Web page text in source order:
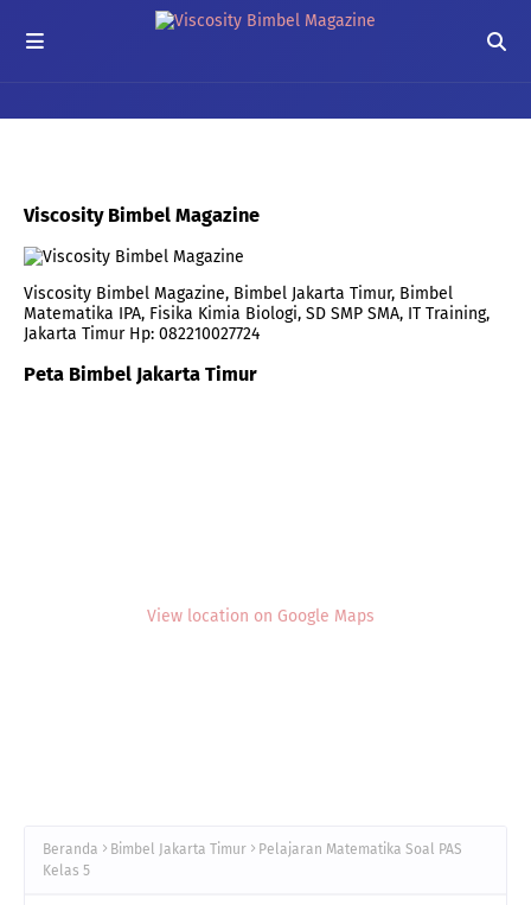
Viscosity Bimbel Magazine
Viscosity Bimbel Magazine, Bimbel Jakarta Timur, Bimbel
Matematika IPA, Fisika Kimia Biologi, SD SMP SMA, IT Training,
Jakarta Timur Hp: 082210027724
Peta Bimbel Jakarta Timur
View location on Google Maps
Beranda Bimbel Jakarta Timur
Pelajaran Matematika Soal PAS
Kelas 5